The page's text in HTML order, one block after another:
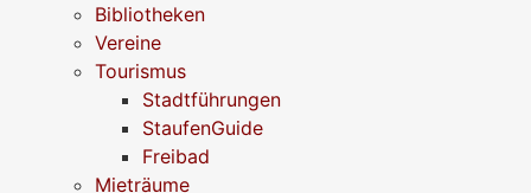
Bibliotheken
Vereine
Tourismus
Stadtführungen
StaufenGuide
Freibad
Mieträume